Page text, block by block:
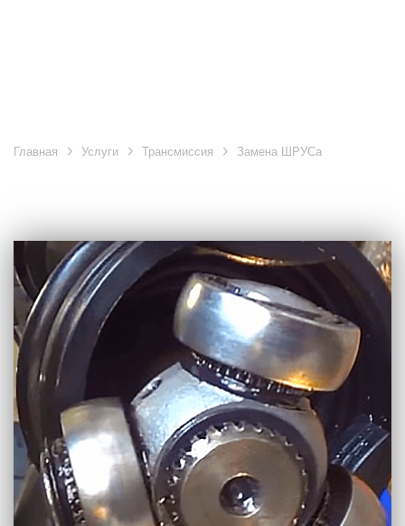
Главная Услуги Трансмиссия Замена ШРУСа